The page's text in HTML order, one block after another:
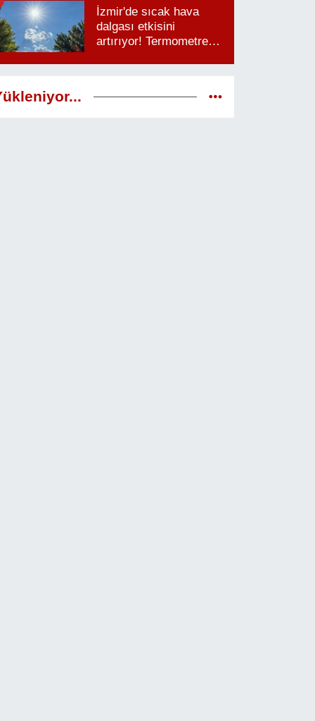
İzmir'de sıcak hava
dalgası etkisini
artırıyor! Termometreler